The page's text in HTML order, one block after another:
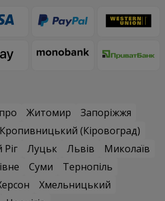
Житомир
Запоріжжя
Кропивницький (Кіровоград)
Луцьк Львів
Миколаїв
Суми
Тернопіль
Хмельницький